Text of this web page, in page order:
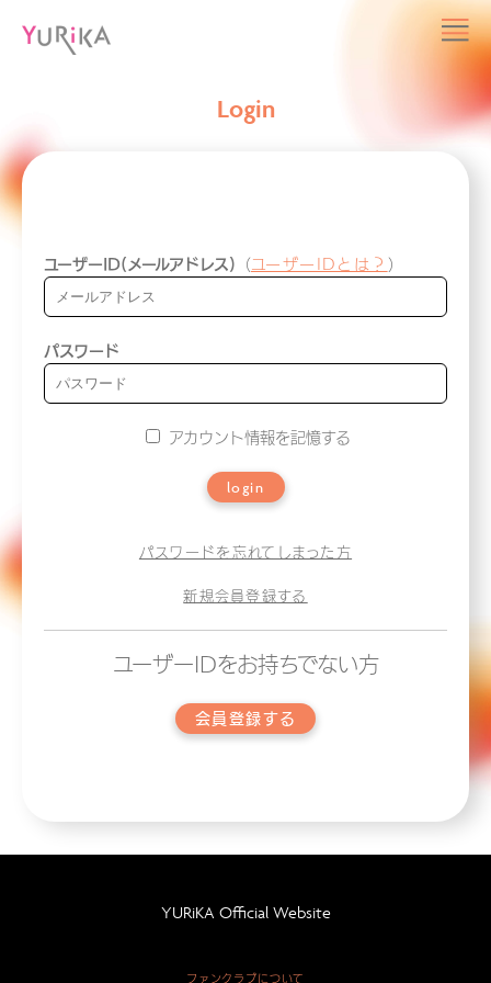
Login
ユーザーID(メールアドレス) （ ユーザーIDとは？ ）
パスワード
アカウント情報を記憶する
login
パスワードを忘れてしまった方
新規会員登録する
ユーザーIDをお持ちでない方
会員登録する
YURiKA Official Website
ファンクラブについて